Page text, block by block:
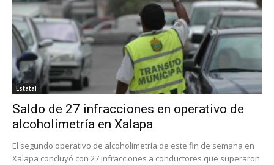
Estatal
Saldo de 27 infracciones en operativo de
alcoholimetría en Xalapa
El segundo operativo de alcoholimetría de este fin de semana en
Xalapa concluyó con 27 infracciones a conductores que superaron